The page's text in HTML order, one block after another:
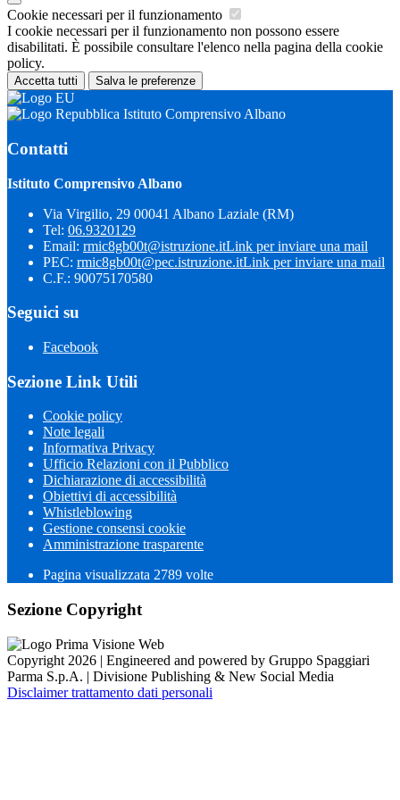
Cookie necessari per il funzionamento
I cookie necessari per il funzionamento non possono essere
disabilitati. È possibile consultare l'elenco nella pagina della cookie
policy.
Accetta tutti Salva le preferenze
Istituto Comprensivo Albano
Contatti
Istituto Comprensivo Albano
Via Virgilio, 29 00041 Albano Laziale (RM)
Tel: 06.9320129
Email: rmic8gb00t@istruzione.itLink per inviare una mail
PEC: rmic8gb00t@pec.istruzione.itLink per inviare una mail
C.F.: 90075170580
Seguici su
Facebook
Sezione Link Utili
Cookie policy
Note legali
Informativa Privacy
Ufficio Relazioni con il Pubblico
Dichiarazione di accessibilità
Obiettivi di accessibilità
Whistleblowing
Gestione consensi cookie
Amministrazione trasparente
Pagina visualizzata 2789 volte
Sezione Copyright
Copyright 2026 | Engineered and powered by Gruppo Spaggiari
Parma S.p.A. | Divisione Publishing & New Social Media
Disclaimer trattamento dati personali